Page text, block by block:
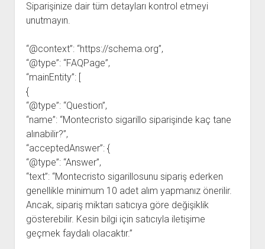
Siparişinize dair tüm detayları kontrol etmeyi
unutmayın.
“@context”: “https://schema.org”,
“@type”: “FAQPage”,
“mainEntity”: [
{
“@type”: “Question”,
“name”: “Montecristo sigarillo siparişinde kaç tane
alınabilir?”,
“acceptedAnswer”: {
“@type”: “Answer”,
“text”: “Montecristo sigarillosunu sipariş ederken
genellikle minimum 10 adet alım yapmanız önerilir.
Ancak, sipariş miktarı satıcıya göre değişiklik
gösterebilir. Kesin bilgi için satıcıyla iletişime
geçmek faydalı olacaktır.”